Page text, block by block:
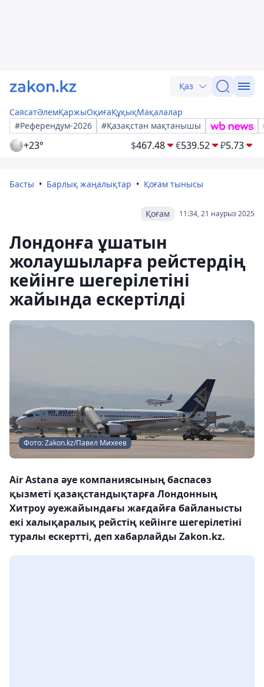
Қаз
СаясатӘлемҚаржыОқиғаҚұқықМақалалар
#Референдум-2026
#Қазақстан мақтанышы
+23° $467.48 €539.52 ₽5.73
Басты Барлық жаңалықтар Қоғам тынысы
11:34, 21 наурыз 2025
Қоғам
Лондонға ұшатын
жолаушыларға рейстердің
кейінге шегерілетіні
жайында ескертілді
Фото: Zakon.kz/Павел Михеев
Air Astana әуе компаниясының баспасөз
қызметі қазақстандықтарға Лондонның
Хитроу әуежайындағы жағдайға байланысты
екі халықаралық рейстің кейінге шегерілетіні
туралы ескертті, деп хабарлайды Zakon.kz.